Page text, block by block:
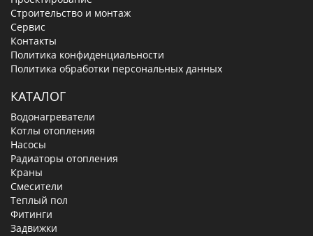
Строительство и монтаж
Сервис
Контакты
Политика конфиденциальности
Политика обработки персональных данных
КАТАЛОГ
Водонагреватели
Котлы отопления
Насосы
Радиаторы отопления
Краны
Смесители
Теплый пол
Фитинги
Задвижки